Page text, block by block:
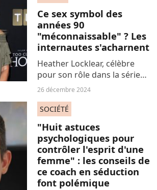
le compte Instagram de Lou
Media,...
Ce sex symbol des
années 90
"méconnaissable" ? Les
internautes s'acharnent
Heather Locklear, célèbre
pour son rôle dans la série
Melrose Place, dans les
cœur de nombreux jeunes
Américains. Aujourd'hui âgée
de 63 ans, certains...
26 décembre 2024
SOCIÉTÉ
"Huit astuces
psychologiques pour
contrôler l'esprit d'une
femme" : les conseils de
ce coach en séduction
font polémique